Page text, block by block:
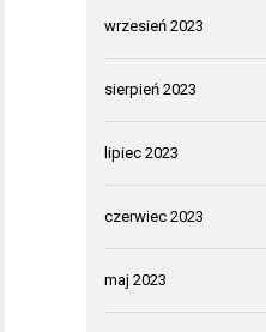
wrzesień 2023
sierpień 2023
lipiec 2023
czerwiec 2023
maj 2023